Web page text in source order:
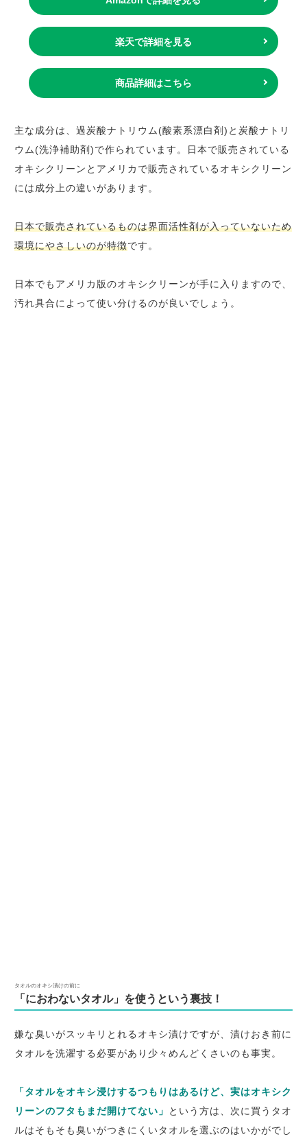
楽天で詳細を見る
商品詳細はこちら
主な成分は、過炭酸ナトリウム(酸素系漂白剤)と炭酸ナトリ
ウム(洗浄補助剤)で作られています。日本で販売されている
オキシクリーンとアメリカで販売されているオキシクリーン
には成分上の違いがあります。
日本で販売されているものは界面活性剤が入っていないため
環境にやさしいのが特徴です。
日本でもアメリカ版のオキシクリーンが手に入りますので、
汚れ具合によって使い分けるのが良いでしょう。
タオルのオキシ漬けの前に
「におわないタオル」を使うという裏技！
嫌な臭いがスッキリとれるオキシ漬けですが、漬けおき前に
タオルを洗濯する必要があり少々めんどくさいのも事実。
「タオルをオキシ浸けするつもりはあるけど、実はオキシク
リーンのフタもまだ開けてない」 という方は、次に買うタオ
ルはそもそも臭いがつきにくいタオルを選ぶのはいかがでし